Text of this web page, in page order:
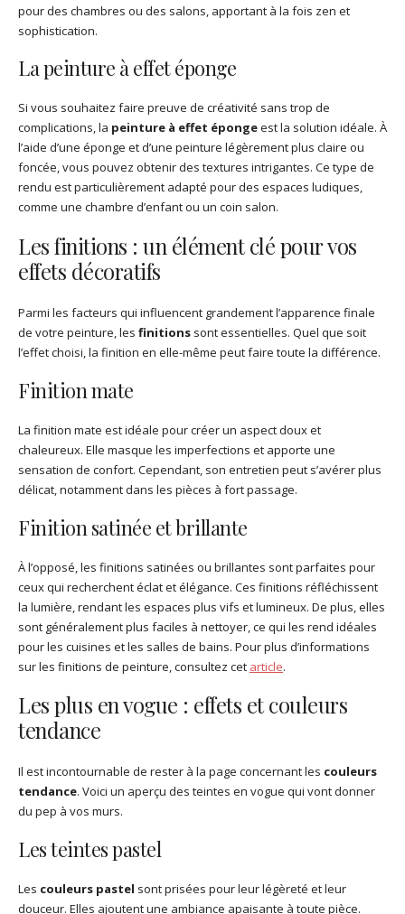
pour des chambres ou des salons, apportant à la fois zen et
sophistication.
La peinture à effet éponge
Si vous souhaitez faire preuve de créativité sans trop de
complications, la peinture à effet épongeest la solution idéale. À
l’aide d’une éponge et d’une peinture légèrement plus claire ou
foncée, vous pouvez obtenir des textures intrigantes. Ce type de
rendu est particulièrement adapté pour des espaces ludiques,
comme une chambre d’enfant ou un coin salon.
Les finitions : un élément clé pour vos
effets décoratifs
Parmi les facteurs qui influencent grandement l’apparence finale
de votre peinture, les finitions sont essentielles. Quel que soit
l’effet choisi, la finition en elle-même peut faire toute la différence.
Finition mate
La finition mate est idéale pour créer un aspect doux et
chaleureux. Elle masque les imperfections et apporte une
sensation de confort. Cependant, son entretien peut s’avérer plus
délicat, notamment dans les pièces à fort passage.
Finition satinée et brillante
À l’opposé, les finitions satinées ou brillantes sont parfaites pour
ceux qui recherchent éclat et élégance. Ces finitions réfléchissent
la lumière, rendant les espaces plus vifs et lumineux. De plus, elles
sont généralement plus faciles à nettoyer, ce qui les rend idéales
pour les cuisines et les salles de bains. Pour plus d’informations
sur les finitions de peinture, consultez cet article.
Les plus en vogue : effets et couleurs
tendance
Il est incontournable de rester à la page concernant les couleurs
tendance. Voici un aperçu des teintes en vogue qui vont donner
du pep à vos murs.
Les teintes pastel
Les couleurs pastel sont prisées pour leur légèreté et leur
douceur. Elles ajoutent une ambiance apaisante à toute pièce.